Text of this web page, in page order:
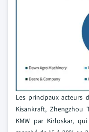
Les principaux acteurs
Kisankraft, Zhengzhou
KMW par Kirloskar,